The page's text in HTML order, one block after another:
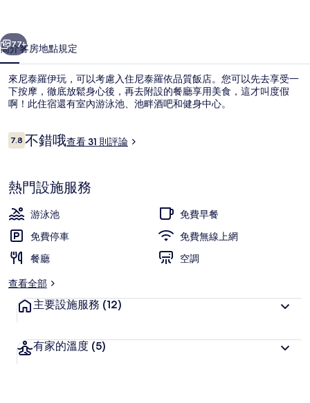
店
的
相
片
集
個 下一個
77+
簡介客房地點規定
來尼泰羅伊玩，可以考慮入住尼泰羅依品質飯店。您可以先去享受一
下按摩，徹底放鬆身心後，再去附設的餐廳享用美食，這才叫度假
啊！此住宿還有室內游泳池、池畔酒吧和健身中心。
評
論
7.87.8 分，滿分 10 分，
不錯哦查看 31 則評論
熱門設施服務
游泳池
免費早餐
免費停車
免費無線上網
餐廳
空調
查看全部
主要設施服務 (12)
有家的溫度 (5)